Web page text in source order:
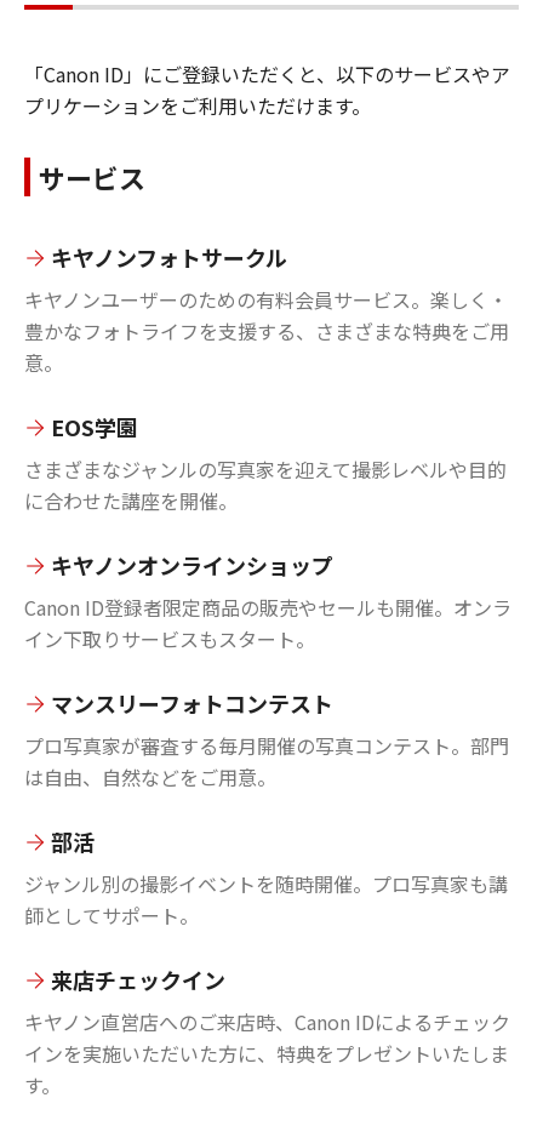
「Canon ID」にご登録いただくと、以下のサービスやア
プリケーションをご利用いただけます。
サービス
キヤノンフォトサークル
キヤノンユーザーのための有料会員サービス。楽しく・
豊かなフォトライフを支援する、さまざまな特典をご用
意。
EOS学園
さまざまなジャンルの写真家を迎えて撮影レベルや目的
に合わせた講座を開催。
キヤノンオンラインショップ
Canon ID登録者限定商品の販売やセールも開催。オンラ
イン下取りサービスもスタート。
マンスリーフォトコンテスト
プロ写真家が審査する毎月開催の写真コンテスト。部門
は自由、自然などをご用意。
部活
ジャンル別の撮影イベントを随時開催。プロ写真家も講
師としてサポート。
来店チェックイン
キヤノン直営店へのご来店時、Canon IDによるチェック
インを実施いただいた方に、特典をプレゼントいたしま
す。